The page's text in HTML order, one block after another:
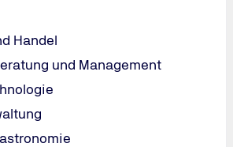
Handel
und Management
ausgetauscht werden. Dieser
und nicht alle am